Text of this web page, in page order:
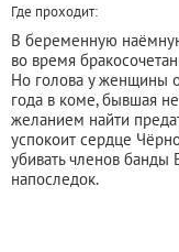
Где проходит:
В беременную
во время
Но голова у женщины
года в коме, бывшая
желанием найти
успокоит сердце
убивать членов банды
напоследок.